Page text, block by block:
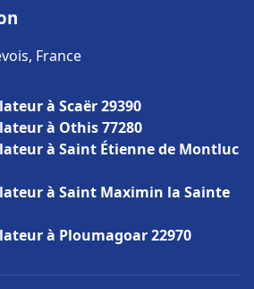
France
à Scaër 29390
à Othis 77280
à Saint Étienne de Montluc
à Saint Maximin la Sainte
à Ploumagoar 22970